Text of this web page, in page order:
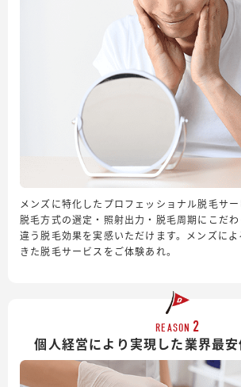
メンズに特化したプロフェッショナル脱毛サー
脱毛方式の選定・照射出力・脱毛周期にこだ
違う脱毛効果を実感いただけます。メンズに
きた脱毛サービスをご体験あれ。
REASON 2
個人経営により実現した業界最